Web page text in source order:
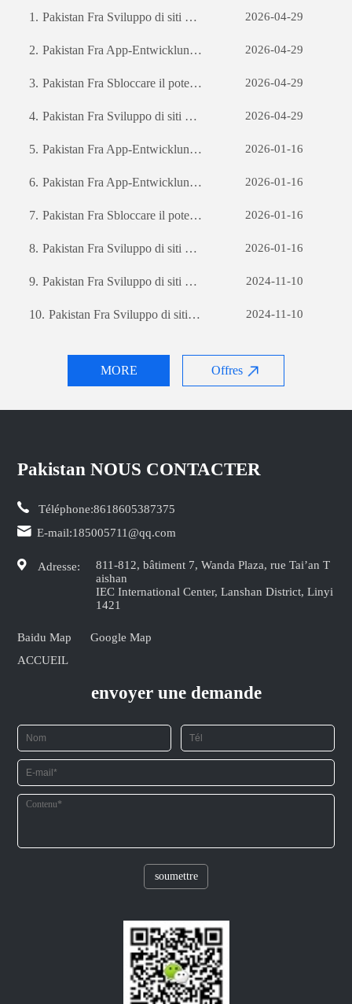
MORE Offres
1. Pakistan Fra Sviluppo di siti web per il commercio estero: una guida completa 2026-04-29
2. Pakistan Fra App-Entwicklung: Die Reise zur Erstellung einer erfolgreichen mobilen Anwendung 2026-04-29
3. Pakistan Fra Sbloccare il potenziale aziendale: il potere dello sviluppo di software personalizzato 2026-04-29
4. Pakistan Fra Sviluppo di siti web per il commercio estero: una guida completa 2026-04-29
5. Pakistan Fra App-Entwicklung: Die Reise zur Erstellung einer erfolgreichen mobilen Anwendung 2026-01-16
6. Pakistan Fra App-Entwicklung: Die Reise zur Erstellung einer erfolgreichen mobilen Anwendung 2026-01-16
7. Pakistan Fra Sbloccare il potenziale aziendale: il potere dello sviluppo di software personalizzato 2026-01-16
8. Pakistan Fra Sviluppo di siti web per il commercio estero: una guida completa 2026-01-16
9. Pakistan Fra Sviluppo di siti web per il commercio estero: una guida completa 2024-11-10
10. Pakistan Fra Sviluppo di siti web per il commercio estero: una guida completa 2024-11-10
Pakistan NOUS CONTACTER
Téléphone:8618605387375
E-mail:185005711@qq.com
Adresse:
811-812, bâtiment 7, Wanda Plaza, rue Tai’an T
aishan
IEC International Center, Lanshan District, Linyi
1421
Baidu Map
Google Map
ACCUEIL
envoyer une demande
soumettre